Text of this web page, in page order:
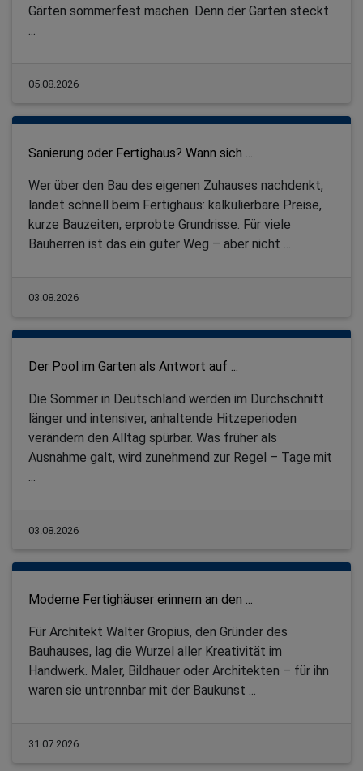
Gärten sommerfest machen. Denn der Garten steckt
05.08.2026
Sanierung oder Fertighaus? Wann sich ...
Wer über den Bau des eigenen Zuhauses nachdenkt,
landet schnell beim Fertighaus: kalkulierbare Preise,
kurze Bauzeiten, erprobte Grundrisse. Für viele
Bauherren ist das ein guter Weg – aber nicht ...
03.08.2026
Der Pool im Garten als Antwort auf ...
Die Sommer in Deutschland werden im Durchschnitt
länger und intensiver, anhaltende Hitzeperioden
verändern den Alltag spürbar. Was früher als
Ausnahme galt, wird zunehmend zur Regel – Tage mit
03.08.2026
Moderne Fertighäuser erinnern an den ...
Für Architekt Walter Gropius, den Gründer des
Bauhauses, lag die Wurzel aller Kreativität im
Handwerk. Maler, Bildhauer oder Architekten – für ihn
waren sie untrennbar mit der Baukunst ...
31.07.2026